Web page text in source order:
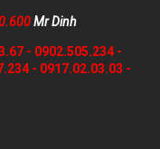
Mr Dinh
- 0902.505.234 -
- 0917.02.03.03 -